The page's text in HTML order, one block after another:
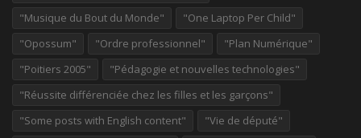
"Musique du Bout du Monde"
"One Laptop Per Child"
"Opossum"
"Ordre professionnel"
"Plan Numérique"
"Poitiers 2005"
"Pédagogie et nouvelles technologies"
"Réussite différenciée chez les filles et les garçons"
"Some posts with English content"
"Vie de député"